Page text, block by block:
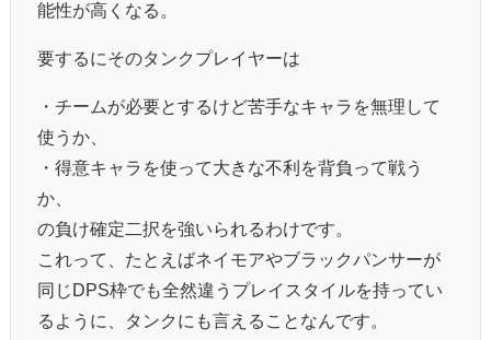
能性が高くなる。
要するにそのタンクプレイヤーは
・チームが必要とするけど苦手なキャラを無理して
使うか、
・得意キャラを使って大きな不利を背負って戦う
か、
の負け確定二択を強いられるわけです。
これって、たとえばネイモアやブラックパンサーが
同じDPS枠でも全然違うプレイスタイルを持ってい
るように、タンクにも言えることなんです。